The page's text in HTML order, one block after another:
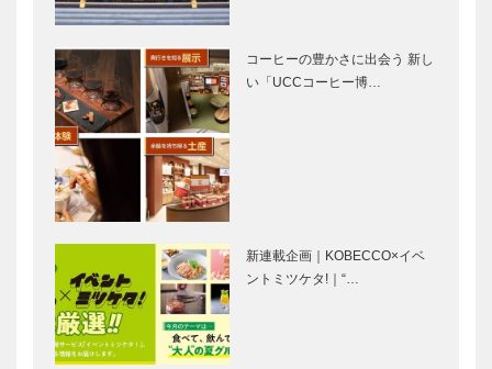
コーヒーの豊かさに出会う 新し
い「UCCコーヒー博…
新連載企画｜KOBECCO×イベ
ントミツケタ!｜“…